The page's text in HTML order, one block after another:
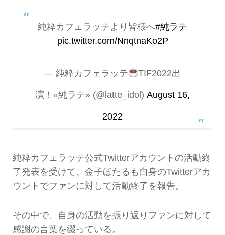
純粋カフェラッテより皆様へ#純ラテ
pic.twitter.com/NnqtnaKo2P
— 純粋カフェラッテ TIF2022出
演！«純ラテ» (@latte_idol) August 16,
2022
純粋カフェラッテ公式Twitterアカウントの活動終
了発表を受けて、金子ほたるも自身のTwitterアカ
ウントでファンに対して活動終了を報告。
その中で、自身の活動を振り返りファンに対して
感謝の言葉を綴っている。